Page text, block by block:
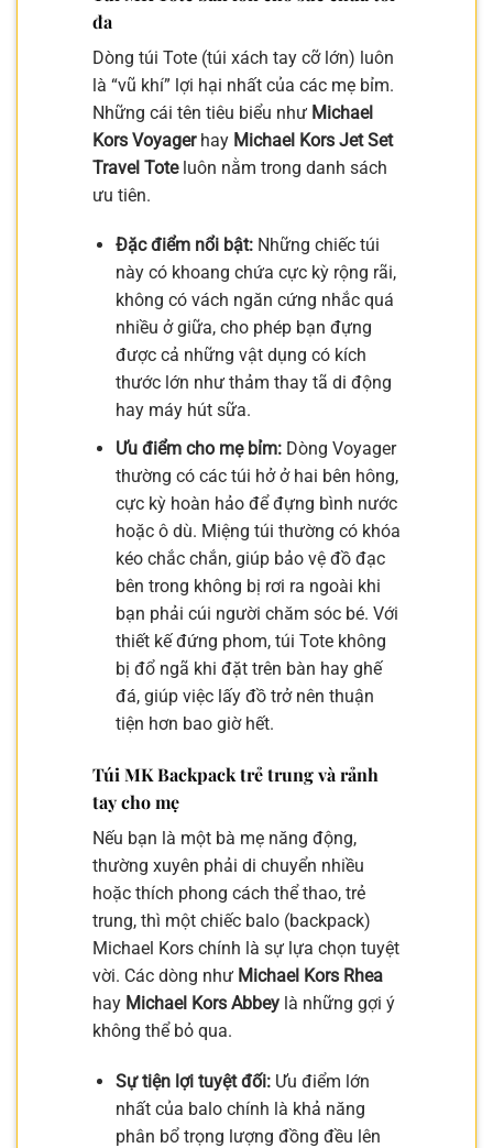
đa
Dòng túi Tote (túi xách tay cỡ lớn) luôn
là “vũ khí” lợi hại nhất của các mẹ bỉm.
Những cái tên tiêu biểu như Michael
Kors Voyagerhay Michael Kors Jet Set
Travel Toteluôn nằm trong danh sách
ưu tiên.
Đặc điểm nổi bật:Những chiếc túi
này có khoang chứa cực kỳ rộng rãi,
không có vách ngăn cứng nhắc quá
nhiều ở giữa, cho phép bạn đựng
được cả những vật dụng có kích
thước lớn như thảm thay tã di động
hay máy hút sữa.
Ưu điểm cho mẹ bỉm:Dòng Voyager
thường có các túi hở ở hai bên hông,
cực kỳ hoàn hảo để đựng bình nước
hoặc ô dù. Miệng túi thường có khóa
kéo chắc chắn, giúp bảo vệ đồ đạc
bên trong không bị rơi ra ngoài khi
bạn phải cúi người chăm sóc bé. Với
thiết kế đứng phom, túi Tote không
bị đổ ngã khi đặt trên bàn hay ghế
đá, giúp việc lấy đồ trở nên thuận
tiện hơn bao giờ hết.
Túi MK Backpack trẻ trung và rảnh
tay cho mẹ
Nếu bạn là một bà mẹ năng động,
thường xuyên phải di chuyển nhiều
hoặc thích phong cách thể thao, trẻ
trung, thì một chiếc balo (backpack)
Michael Kors chính là sự lựa chọn tuyệt
vời. Các dòng như Michael Kors Rhea
hay Michael Kors Abbey là những gợi ý
không thể bỏ qua.
Sự tiện lợi tuyệt đối:Ưu điểm lớn
nhất của balo chính là khả năng
phân bổ trọng lượng đồng đều lên